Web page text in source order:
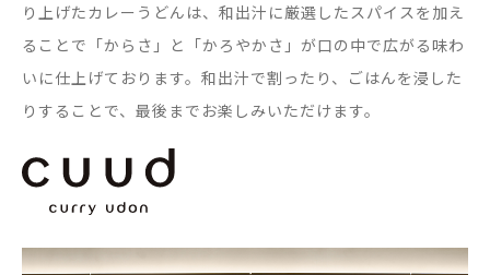
り上げたカレーうどんは、和出汁に厳選したスパイスを加え
ることで「からさ」と「かろやかさ」が口の中で広がる味わ
いに仕上げております。和出汁で割ったり、ごはんを浸した
りすることで、最後までお楽しみいただけます。